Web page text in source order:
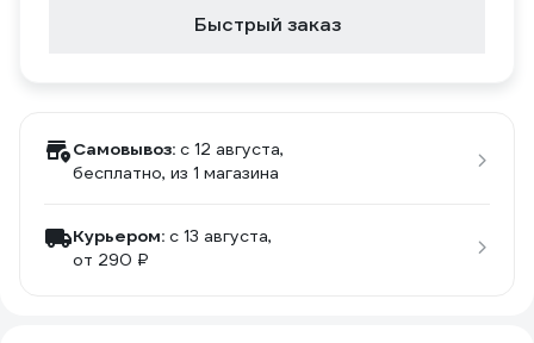
Быстрый заказ
Самовывоз: c 12 августа,
бесплатно, из 1 магазина
Курьером: c 13 августа,
от 290 ₽